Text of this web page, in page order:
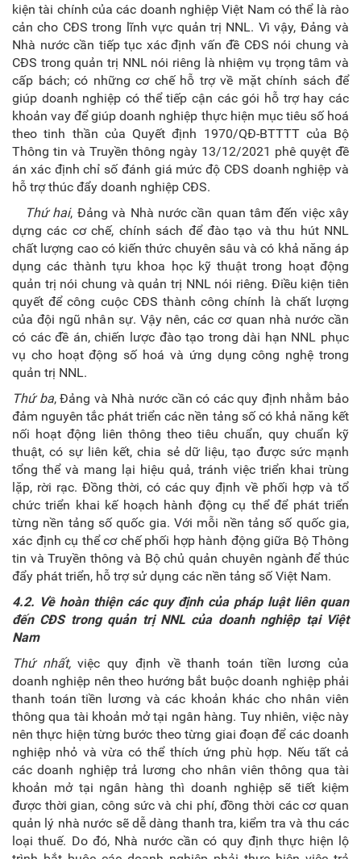
kiện tài chính của các doanh nghiệp Việt Nam có thể là rào
cản cho CĐS trong lĩnh vực quản trị NNL. Vì vậy, Đảng và
Nhà nước cần tiếp tục xác định vấn đề CĐS nói chung và
CĐS trong quản trị NNL nói riêng là nhiệm vụ trọng tâm và
cấp bách; có những cơ chế hỗ trợ về mặt chính sách để
giúp doanh nghiệp có thể tiếp cận các gói hỗ trợ hay các
khoản vay để giúp doanh nghiệp thực hiện mục tiêu số hoá
theo tinh thần của Quyết định 1970/QĐ-BTTTT của Bộ
Thông tin và Truyền thông ngày 13/12/2021 phê quyệt đề
án xác định chỉ số đánh giá mức độ CĐS doanh nghiệp và
hỗ trợ thúc đẩy doanh nghiệp CĐS.
Thứ hai, Đảng và Nhà nước cần quan tâm đến việc xây
dựng các cơ chế, chính sách để đào tạo và thu hút NNL
chất lượng cao có kiến thức chuyên sâu và có khả năng áp
dụng các thành tựu khoa học kỹ thuật trong hoạt động
quản trị nói chung và quản trị NNL nói riêng. Điều kiện tiên
quyết để công cuộc CĐS thành công chính là chất lượng
của đội ngũ nhân sự. Vậy nên, các cơ quan nhà nước cần
có các đề án, chiến lược đào tạo trong dài hạn NNL phục
vụ cho hoạt động số hoá và ứng dụng công nghệ trong
quản trị NNL.
Thứ ba, Đảng và Nhà nước cần có các quy định nhằm bảo
đảm nguyên tắc phát triển các nền tảng số có khả năng kết
nối hoạt động liên thông theo tiêu chuẩn, quy chuẩn kỹ
thuật, có sự liên kết, chia sẻ dữ liệu, tạo được sức mạnh
tổng thể và mang lại hiệu quả, tránh việc triển khai trùng
lặp, rời rạc. Đồng thời, có các quy định về phối hợp và tổ
chức triển khai kế hoạch hành động cụ thể để phát triển
từng nền tảng số quốc gia. Với mỗi nền tảng số quốc gia,
xác định cụ thể cơ chế phối hợp hành động giữa Bộ Thông
tin và Truyền thông và Bộ chủ quản chuyên ngành để thúc
đẩy phát triển, hỗ trợ sử dụng các nền tảng số Việt Nam.
4.2. Về hoàn thiện các quy định của pháp luật liên quan
đến CĐS trong quản trị NNL của doanh nghiệp tại Việt
Nam
Thứ nhất,việc quy định về thanh toán tiền lương của
doanh nghiệp nên theo hướng bắt buộc doanh nghiệp phải
thanh toán tiền lương và các khoản khác cho nhân viên
thông qua tài khoản mở tại ngân hàng. Tuy nhiên, việc này
nên thực hiện từng bước theo từng giai đoạn để các doanh
nghiệp nhỏ và vừa có thể thích ứng phù hợp. Nếu tất cả
các doanh nghiệp trả lương cho nhân viên thông qua tài
khoản mở tại ngân hàng thì doanh nghiệp sẽ tiết kiệm
được thời gian, công sức và chi phí, đồng thời các cơ quan
quản lý nhà nước sẽ dễ dàng thanh tra, kiểm tra và thu các
loại thuế. Do đó, Nhà nước cần có quy định thực hiện lộ